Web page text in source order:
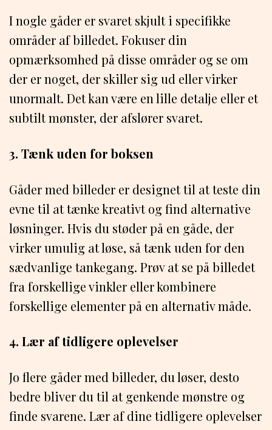
I nogle gåder er svaret skjult i specifikke
områder af billedet. Fokuser din
opmærksomhed på disse områder og se om
der er noget, der skiller sig ud eller virker
unormalt. Det kan være en lille detalje eller et
subtilt mønster, der afslører svaret.
3. Tænk uden for boksen
Gåder med billeder er designet til at teste din
evne til at tænke kreativt og find alternative
løsninger. Hvis du støder på en gåde, der
virker umulig at løse, så tænk uden for den
sædvanlige tankegang. Prøv at se på billedet
fra forskellige vinkler eller kombinere
forskellige elementer på en alternativ måde.
4. Lær af tidligere oplevelser
Jo flere gåder med billeder, du løser, desto
bedre bliver du til at genkende mønstre og
finde svarene. Lær af dine tidligere oplevelser